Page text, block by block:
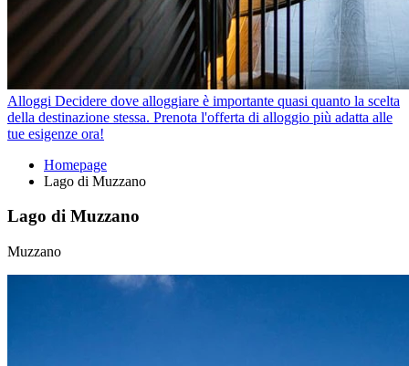
Alloggi Decidere dove alloggiare è importante quasi quanto la scelta
della destinazione stessa. Prenota l'offerta di alloggio più adatta alle
tue esigenze ora!
Homepage
Lago di Muzzano
Lago di Muzzano
Muzzano